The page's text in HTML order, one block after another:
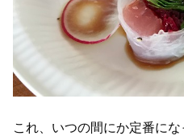
これ、いつの間にか定番に